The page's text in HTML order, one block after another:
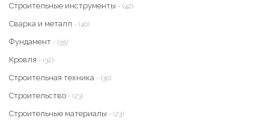
Строительные инструменты - (42)
Сварка и металл - (40)
Фундамент - (35)
Кровля - (32)
Строительная техника - (30)
Строительство - (23)
Строительные материалы - (23)